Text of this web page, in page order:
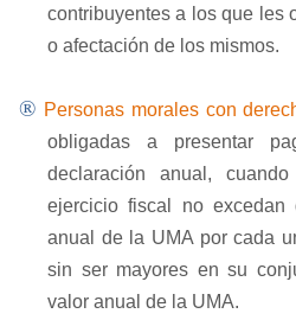
contribuyentes a los que les
o afectación de los mismos.
® Personas morales con
obligadas a presentar
declaración anual,
ejercicio fiscal no
anual de la UMA por cada
sin ser mayores en su
valor anual de la UMA.